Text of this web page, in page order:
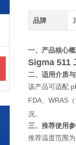
品牌
一、产品核心
Sigma 511
二、适用介质
该产品可适配
FDA、WRAS
况。
三、推荐使用
推荐温度范围